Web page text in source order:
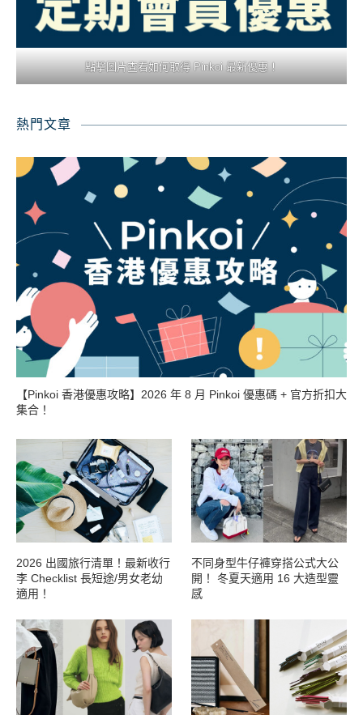
點擊圖片查看如何取得 Pinkoi 最新優惠！
熱門文章
【Pinkoi 香港優惠攻略】2026 年 8 月 Pinkoi 優惠碼 + 官方折扣大
集合！
2026 出國旅行清單！最新收行
李 Checklist 長短途/男女老幼
適用！
不同身型牛仔褲穿搭公式大公
開！ 冬夏天適用 16 大造型靈
感